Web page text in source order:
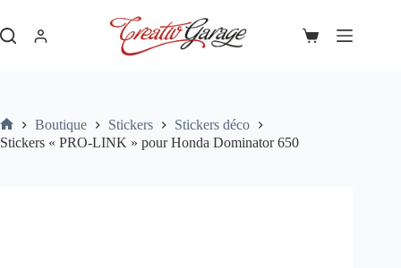
contenu
30,00
Panier
Accueil
Boutique Stickers
Stickers déco
Stickers « PRO-LINK » pour Honda Dominator 650